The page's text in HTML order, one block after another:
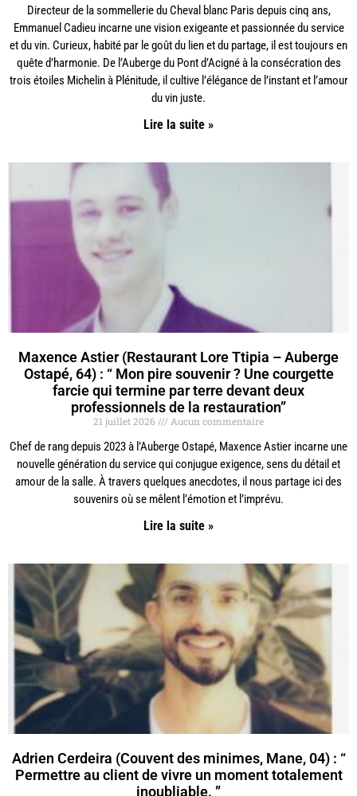
Directeur de la sommellerie du Cheval blanc Paris depuis cinq ans,
Emmanuel Cadieu incarne une vision exigeante et passionnée du service
et du vin. Curieux, habité par le goût du lien et du partage, il est toujours en
quête d’harmonie. De l’Auberge du Pont d’Acigné à la consécration des
trois étoiles Michelin à Plénitude, il cultive l’élégance de l’instant et l’amour
du vin juste.
Lire la suite »
Maxence Astier (Restaurant Lore Ttipia – Auberge
Ostapé, 64) : “ Mon pire souvenir ? Une courgette
farcie qui termine par terre devant deux
professionnels de la restauration”
21 juillet 2026 Aucun commentaire
Chef de rang depuis 2023 à l’Auberge Ostapé, Maxence Astier incarne une
nouvelle génération du service qui conjugue exigence, sens du détail et
amour de la salle. À travers quelques anecdotes, il nous partage ici des
souvenirs où se mêlent l’émotion et l’imprévu.
Lire la suite »
Adrien Cerdeira (Couvent des minimes, Mane, 04) : “
Permettre au client de vivre un moment totalement
inoubliable. ”